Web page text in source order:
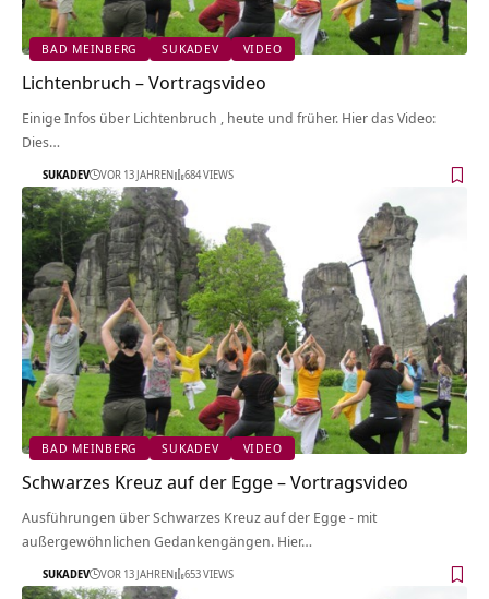
BAD MEINBERG SUKADEV VIDEO
Lichtenbruch‏‎ – Vortragsvideo
Einige Infos über Lichtenbruch‏‎ , heute und früher. Hier das Video:
Dies…
SUKADEV VOR 13 JAHREN 684 VIEWS
BAD MEINBERG SUKADEV VIDEO
Schwarzes Kreuz auf der Egge‏‎ – Vortragsvideo
Ausführungen über Schwarzes Kreuz auf der Egge‏‎ - mit
außergewöhnlichen Gedankengängen. Hier…
SUKADEV VOR 13 JAHREN 653 VIEWS